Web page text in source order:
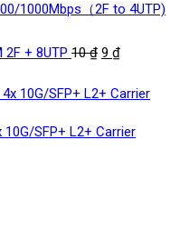
1000Mbps（2F to 4UTP)
+ 8UTP 10₫ 9 ₫
10G/SFP+ L2+ Carrier